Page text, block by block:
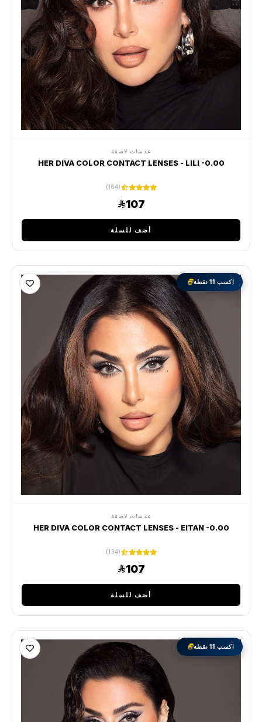
عدسات لاصقة
HER DIVA COLOR CONTACT LENSES - LILI -0.00
(164)
107
أضف للسلة
اكسب 11 نقطة
عدسات لاصقة
HER DIVA COLOR CONTACT LENSES - EITAN -0.00
(134)
107
أضف للسلة
اكسب 11 نقطة